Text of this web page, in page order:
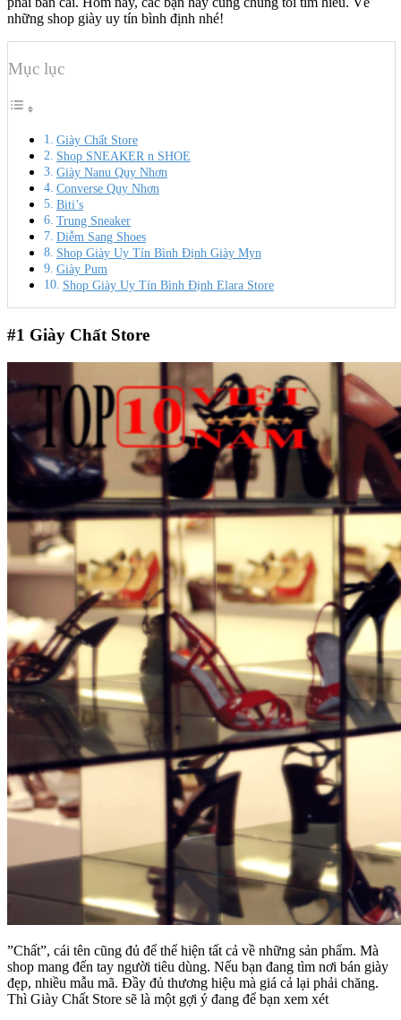
những shop giày uy tín bình định nhé!
Mục lục
Giày Chất Store
Shop SNEAKER n SHOE
Giày Nanu Quy Nhơn
Converse Quy Nhơn
Biti’s
Trung Sneaker
Diễm Sang Shoes
Shop Giày Uy Tín Bình Định Giày Myn
Giày Pum
Shop Giày Uy Tín Bình Định Elara Store
#1 Giày Chất Store
”Chất”, cái tên cũng đủ để thể hiện tất cả về những sản phẩm. Mà
shop mang đến tay người tiêu dùng. Nếu bạn đang tìm nơi bán giày
đẹp, nhiều mẫu mã. Đầy đủ thương hiệu mà giá cả lại phải chăng.
Thì Giày Chất Store sẽ là một gợi ý đang để bạn xem xét